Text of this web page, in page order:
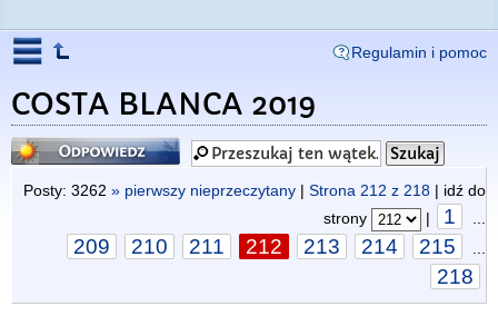
Regulamin i pomoc
COSTA BLANCA 2019
Odpowiedz
Posty: 3262 » pierwszy nieprzeczytany | Strona 212 z 218 | idź do
strony
| 1
209 210 211 212 213 214 215
218